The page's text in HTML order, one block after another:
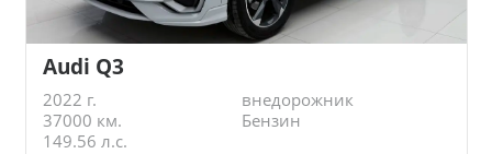
Audi Q3
2022 г.
внедорожник
37000 км.
Бензин
149.56 л.с.